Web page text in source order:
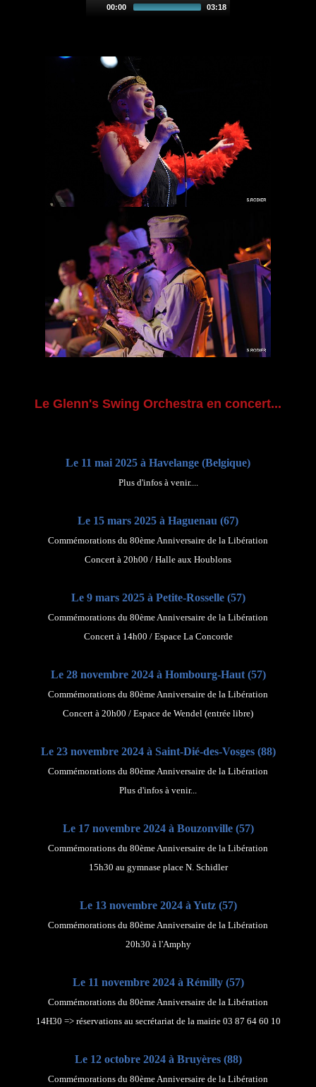
00:00 03:18
Le Glenn's Swing Orchestra en concert...
Le 11 mai 2025 à Havelange (Belgique)
Plus d'infos à venir....
Le 15 mars 2025 à Haguenau (67)
Commémorations du 80ème Anniversaire de la Libération
Concert à 20h00 / Halle aux Houblons
Le 9 mars 2025 à Petite-Rosselle (57)
Commémorations du 80ème Anniversaire de la Libération
Concert à 14h00 / Espace La Concorde
Le 28 novembre 2024 à Hombourg-Haut (57)
Commémorations du 80ème Anniversaire de la Libération
Concert à 20h00 / Espace de Wendel (entrée libre)
Le 23 novembre 2024 à Saint-Dié-des-Vosges (88)
Commémorations du 80ème Anniversaire de la Libération
Plus d'infos à venir...
Le 17 novembre 2024 à Bouzonville (57)
Commémorations du 80ème Anniversaire de la Libération
15h30 au gymnase place N. Schidler
Le 13 novembre 2024 à Yutz (57)
Commémorations du 80ème Anniversaire de la Libération
20h30 à l'Amphy
Le 11 novembre 2024 à Rémilly (57)
Commémorations du 80ème Anniversaire de la Libération
14H30 => réservations au secrétariat de la mairie 03 87 64 60 10
Le 12 octobre 2024 à Bruyères (88)
Commémorations du 80ème Anniversaire de la Libération